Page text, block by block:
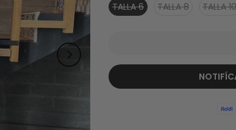
TALLA 6
TALLA 8 TALLA 10